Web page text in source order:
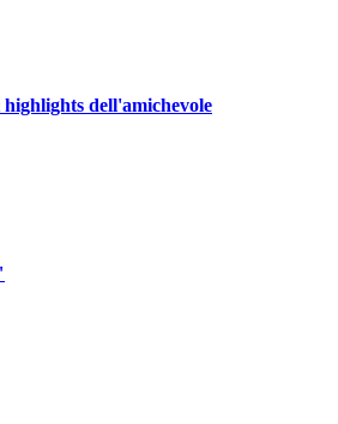
dell'amichevole